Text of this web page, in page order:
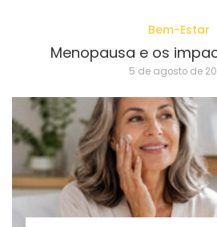
Bem-Estar
Menopausa e os
5 de agosto de